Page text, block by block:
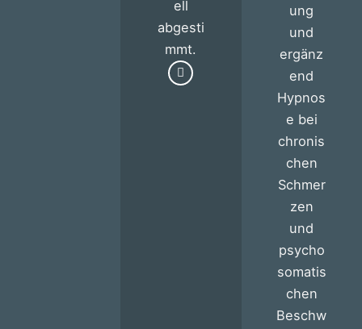
ell
abgesti
mmt.
ung
und
ergänz
end
Hypnos
e bei
chronis
chen
Schmer
zen
und
psycho
somatis
chen
Beschw